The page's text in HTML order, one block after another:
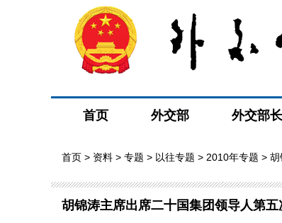
首页 外交部 外交部长
首页 > 资料 > 专题 > 以往专题 > 2010年专题 > 胡
胡锦涛主席出席二十国集团领导人第